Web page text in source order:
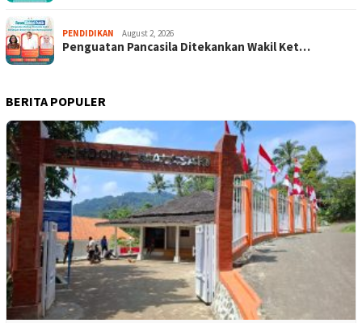
PENDIDIKAN August 2, 2026
Penguatan Pancasila Ditekankan Wakil Ket…
BERITA POPULER